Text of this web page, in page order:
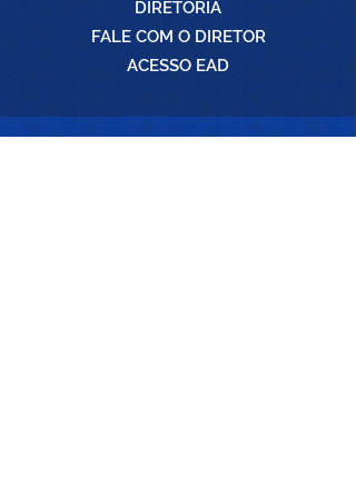
DIRETORIA
FALE COM O DIRETOR
ACESSO EAD